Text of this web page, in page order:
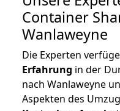
Container
Wanlaweyne
Die Experten
Erfahrung in der
nach Wanlaweyne
Aspekten des